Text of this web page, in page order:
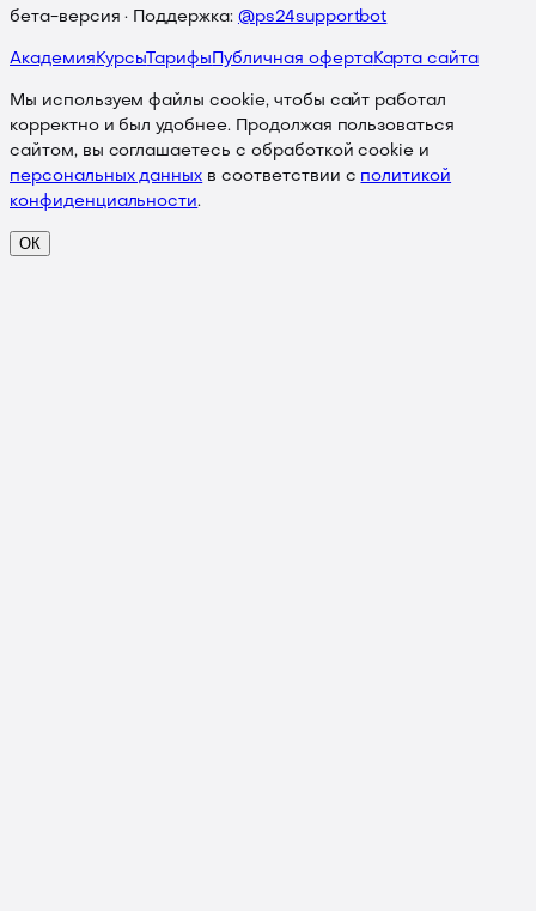
бета-версия · Поддержка: @ps24supportbot
Академия Курсы Тарифы Публичная офертаКарта сайта
Мы используем файлы cookie, чтобы сайт работал
корректно и был удобнее. Продолжая пользоваться
сайтом, вы соглашаетесь с обработкой cookie и
персональных данных в соответствии с политикой
конфиденциальности.
ОК